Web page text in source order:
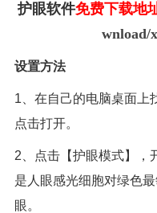
护眼软件免费下载地
wnload/
设置方法
1、在自己的电脑桌面上
点击打开。
2、点击【护眼模式】，
是人眼感光细胞对绿色
眼。